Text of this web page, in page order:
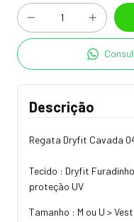
Descrição
Regata Dryfit Cavada
Tecido : Dryfit
proteção UV
Tamanho : M ou U >